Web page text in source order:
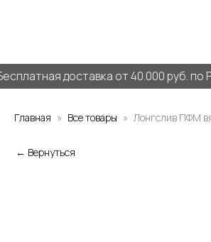
доставка от 40.000 руб. по
Главная Все товары Лонгслив ПФМ
← Вернуться